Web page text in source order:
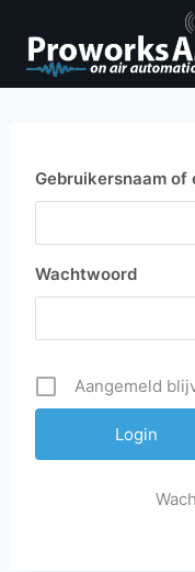
naar
inhoud
Gebruikersnaam of
Wachtwoord
Aangemeld